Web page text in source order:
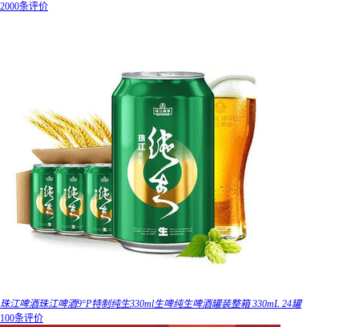
2000条评价
珠江啤酒珠江啤酒9°P特制纯生330ml生啤纯生啤酒罐装整箱 330mL 24罐
100条评价